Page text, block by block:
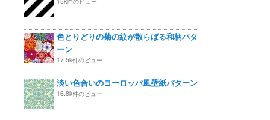
色とりどりの菊の紋が散らばる和柄パタ
ーン
17.5k件のビュー
淡い色合いのヨーロッパ風壁紙パターン
16.8k件のビュー